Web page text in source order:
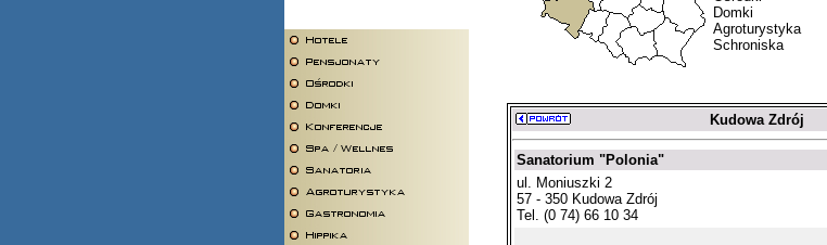
Domki
Agroturystyka
Schroniska
Kudowa Zdrój
Sanatorium "Polonia"
ul. Moniuszki 2
57 - 350 Kudowa Zdrój
Tel. (0 74) 66 10 34